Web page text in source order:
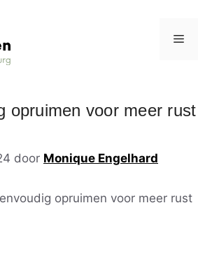
MENU
opruimen voor meer rust
door Monique Engelhard
opruimen voor meer rust